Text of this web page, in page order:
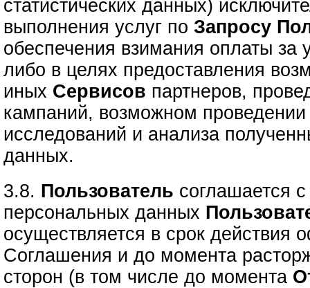
статистических данных)
выполнения услуг поЗапросу
обеспечения взимания оплаты за
либо в целях предоставления
иных Сервисов партнеров,
кампаний, возможном проведении
исследований и анализа
данных.
3.8. Пользователь соглашается
персональных данных
осуществляется в срок действия
Соглашения и до момента
сторон (в том числе до момента